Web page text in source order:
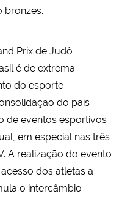
bronzes.
Prix de Judô
é de extrema
do esporte
do país
de eventos esportivos
em especial nas três
A realização do evento
dos atletas a
o intercâmbio